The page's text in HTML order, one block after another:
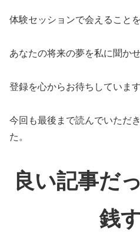
体験セッションで会えること
あなたの将来の夢を私に聞か
登録を心からお待ちしています
今回も最後まで読んでいただ
た。
良い記事だ
銭